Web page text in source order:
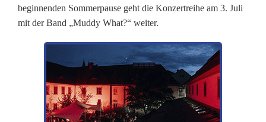
b
beginnenden Sommerpause geht die Konzertreihe am 3. Juli
mit der Band „Muddy What?“ weiter.